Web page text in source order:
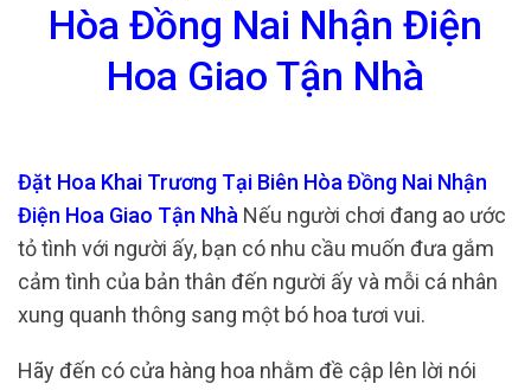
Hòa Đồng Nai Nhận Điện
Hoa Giao Tận Nhà
Đặt Hoa Khai Trương Tại Biên Hòa Đồng Nai Nhận
Điện Hoa Giao Tận Nhà Nếu người chơi đang ao ước
tỏ tình với người ấy, bạn có nhu cầu muốn đưa gắm
cảm tình của bản thân đến người ấy và mỗi cá nhân
xung quanh thông sang một bó hoa tươi vui.
Hãy đến có cửa hàng hoa nhằm đề cập lên lời nói